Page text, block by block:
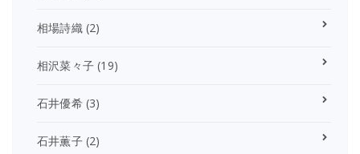
相場詩織(2)
相沢菜々子 (19)
石井優希(3)
石井薫子(2)